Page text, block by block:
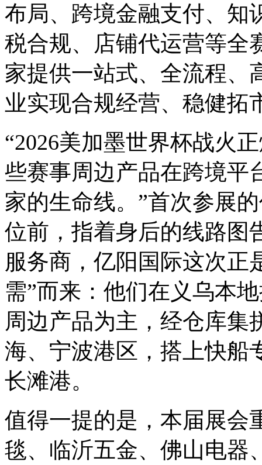
布局、跨境金融支付、知
税合规、店铺代运营等全
家提供一站式、全流程、
业实现合规经营、稳健拓
“2026美加墨世界杯战火
些赛事周边产品在跨境平
家的生命线。”首次参展
位前，指着身后的线路图
服务商，亿阳国际这次正
需”而来：他们在义乌本
周边产品为主，经仓库集
海、宁波港区，搭上快船
长滩港。
值得一提的是，本届展会
毯、临沂五金、佛山电器